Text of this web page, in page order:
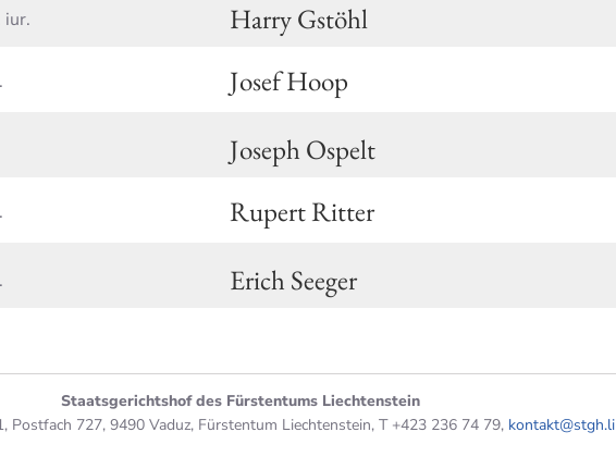
iur. Harry Gstöhl
Josef Hoop
Joseph Ospelt
Rupert Ritter
Erich Seeger
Staatsgerichtshof des Fürstentums Liechtenstein
Postfach 727, 9490 Vaduz, Fürstentum Liechtenstein, T +423 236 74 79, kontakt@stgh.li